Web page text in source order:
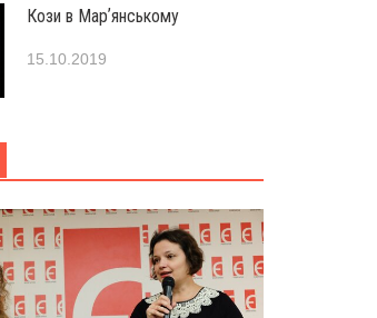
Кози в Марʼянському
15.10.2019